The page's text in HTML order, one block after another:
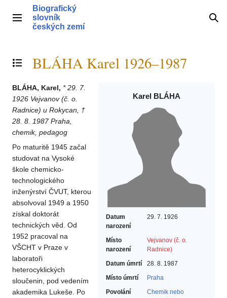
obsahHlavní menu
Biografický
slovník
českých zemí
Přepnout obsah
BLÁHA Karel 1926–1987
Karel BLÁHA
Datum
narození
29. 7. 1926
Místo
narození
Vejvanov (č. o.
Radnice)
Datum úmrtí
28. 8. 1987
Místo úmrtí
Praha
Povolání
Chemik nebo
BLÁHA, Karel, * 29. 7.
1926 Vejvanov (č. o.
Radnice) u Rokycan, †
28. 8. 1987 Praha,
chemik, pedagog
Po maturitě 1945 začal
studovat na Vysoké
škole chemicko-
technologického
inženýrství ČVUT, kterou
absolvoval 1949 a 1950
získal doktorát
technických věd. Od
1952 pracoval na
VŠCHT v Praze v
laboratoři
heterocyklických
sloučenin, pod vedením
akademika Lukeše. Po